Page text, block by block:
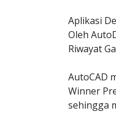
Aplikasi
Oleh
Riwayat
AutoCAD
Winner
sehingga